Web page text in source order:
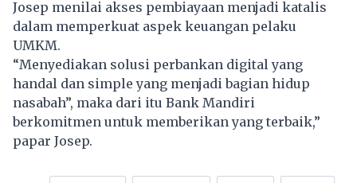
Josep menilai akses pembiayaan menjadi katalis
dalam memperkuat aspek keuangan pelaku
UMKM.
“Menyediakan solusi perbankan digital yang
handal dan simple yang menjadi bagian hidup
nasabah”, maka dari itu Bank Mandiri
berkomitmen untuk memberikan yang terbaik,”
papar Josep.